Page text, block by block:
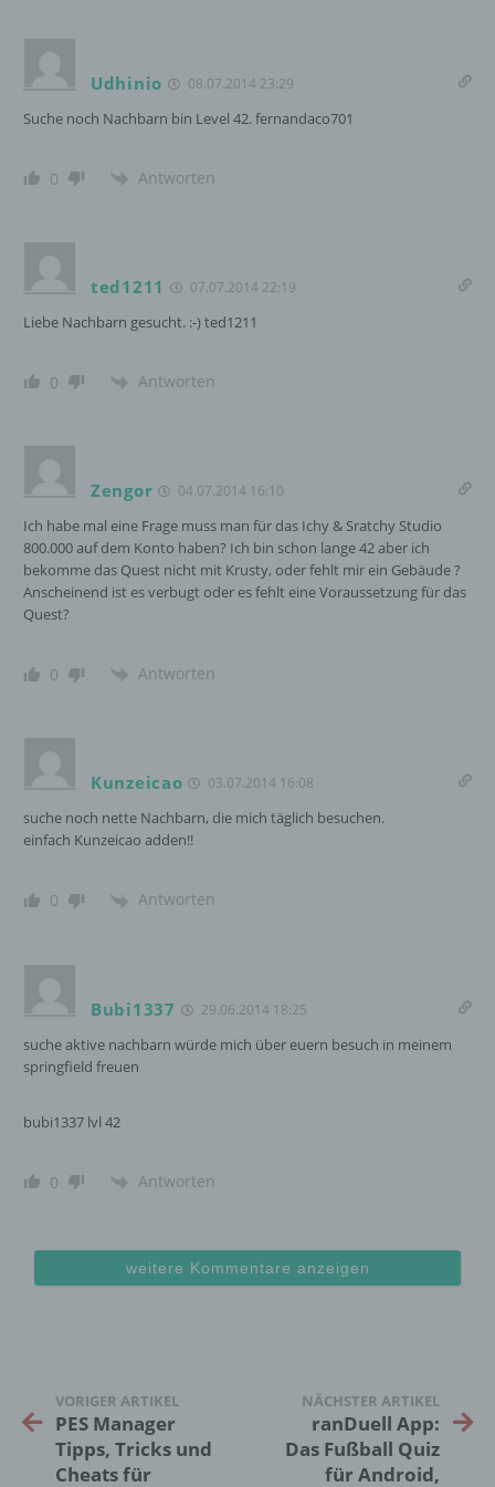
Udhinio 08.07.2014 23:29
Suche noch Nachbarn bin Level 42. fernandaco701
0 Antworten
ted1211 07.07.2014 22:19
Liebe Nachbarn gesucht. :-) ted1211
0 Antworten
Zengor 04.07.2014 16:10
Ich habe mal eine Frage muss man für das Ichy & Sratchy Studio
800.000 auf dem Konto haben? Ich bin schon lange 42 aber ich
bekomme das Quest nicht mit Krusty, oder fehlt mir ein Gebäude ?
Anscheinend ist es verbugt oder es fehlt eine Voraussetzung für das
Quest?
0 Antworten
Kunzeicao 03.07.2014 16:08
suche noch nette Nachbarn, die mich täglich besuchen.
einfach Kunzeicao adden!!
0 Antworten
Bubi1337 29.06.2014 18:25
suche aktive nachbarn würde mich über euern besuch in meinem
springfield freuen
bubi1337 lvl 42
0 Antworten
weitere Kommentare anzeigen
VORIGER ARTIKEL
PES Manager
Tipps, Tricks und
Cheats für
NÄCHSTER ARTIKEL
ranDuell App:
Das Fußball Quiz
für Android,
personenbezogene Daten erhalten, gelten
j) Dritter
Stelle außer der betroffenen Person, dem
und den Personen, die unter der
Auftragsverarbeiters befugt sind, die
k) Einwilligung
Einwilligung ist jede von der betroffenen
Person freiwillig für den bestimmten Fall in
informierter Weise und unmissverständlich
abgegebene Willensbekundung in Form
die betroffene Person zu verstehen gibt, dass
Name und Anschrift des für die Verarbeitung
Verantwortlichen
Grundverordnung, sonstiger in den Mitgliedstaaten
InnoMobile GmbH
Schlehenweg 20
Die Internetseiten verwenden teilweise so
auf Ihrem Computer oder mobilen Gerät
abspeichert. Cookies sind Textdateien, welche
über einen Internetbrowser auf einem
Computersystem abgelegt und gespeichert